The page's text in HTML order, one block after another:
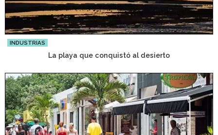
INDUSTRIAS
La playa que conquistó al desierto